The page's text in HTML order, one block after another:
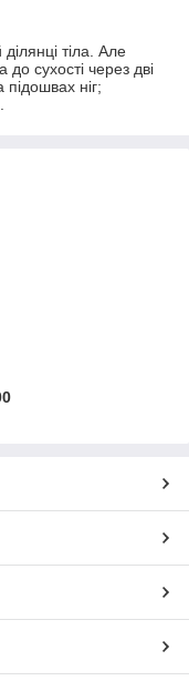
тіла. Але
сухості через дві
ніг;